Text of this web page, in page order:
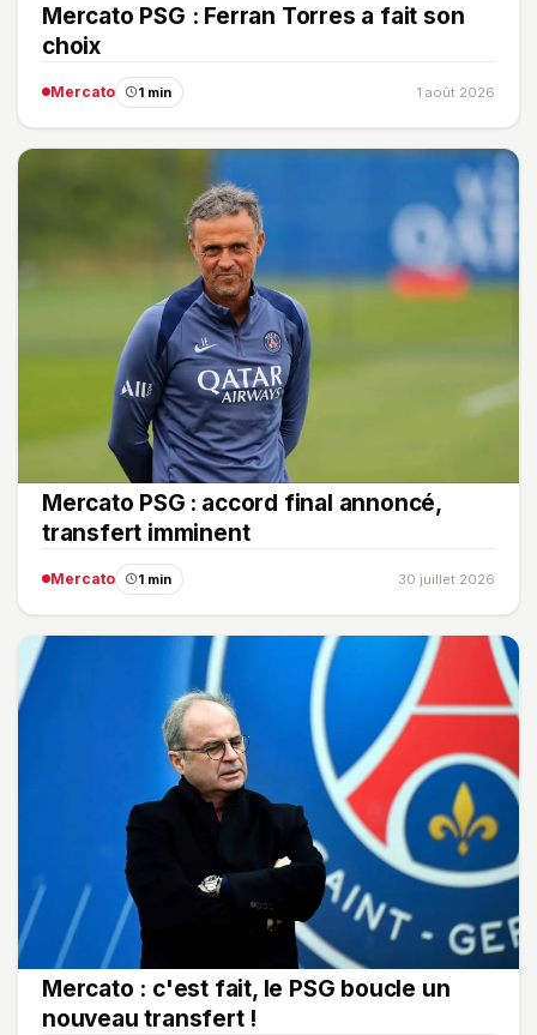
Mercato PSG : Ferran Torres a fait son
choix
Mercato 1 min 1 août 2026
Mercato PSG : accord final annoncé,
transfert imminent
Mercato 1 min 30 juillet 2026
Mercato : c'est fait, le PSG boucle un
nouveau transfert !